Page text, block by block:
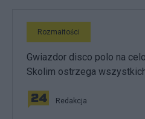
Rozmaitości
Gwiazdor disco polo na
Skolim ostrzega
Redakcja